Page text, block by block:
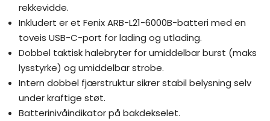
rekkevidde.
Inkludert er et Fenix ARB-L21-6000B-batteri med en
toveis USB-C-port for lading og utlading.
Dobbel taktisk halebryter for umiddelbar burst (maks
lysstyrke) og umiddelbar strobe.
Intern dobbel fjærstruktur sikrer stabil belysning selv
under kraftige støt.
Batterinivåindikator på bakdekselet.